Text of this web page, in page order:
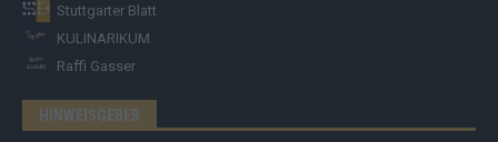
Stuttgarter Blatt
KULINARIKUM.
Raffi Gasser
HINWEISGEBER